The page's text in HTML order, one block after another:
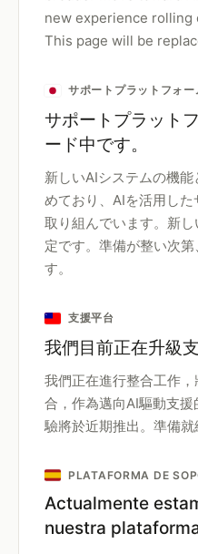
new experience rolling
This page will be
サポートプラットフォー
サポートプラット
ード中です。
新しいAIシステムの機
めており、AIを活用し
取り組んでいます。新
定です。準備が整い次
す。
支援平台
我們目前正在升級支
我們正在進行整合工作
合，作為邁向AI驅動支
驗將於近期推出。準備就
PLATAFORMA DE
Actualmente
nuestra